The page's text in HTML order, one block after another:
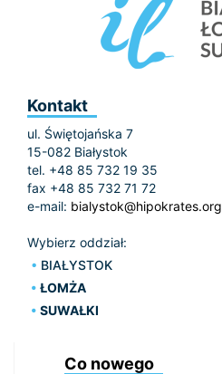
Kontakt
ul. Świętojańska 7
15-082 Białystok
tel. +48 85 732 19 35
fax +48 85 732 71 72
e-mail: bialystok@hipokrates.org
Wybierz oddział:
BIAŁYSTOK
ŁOMŻA
SUWAŁKI
Co nowego